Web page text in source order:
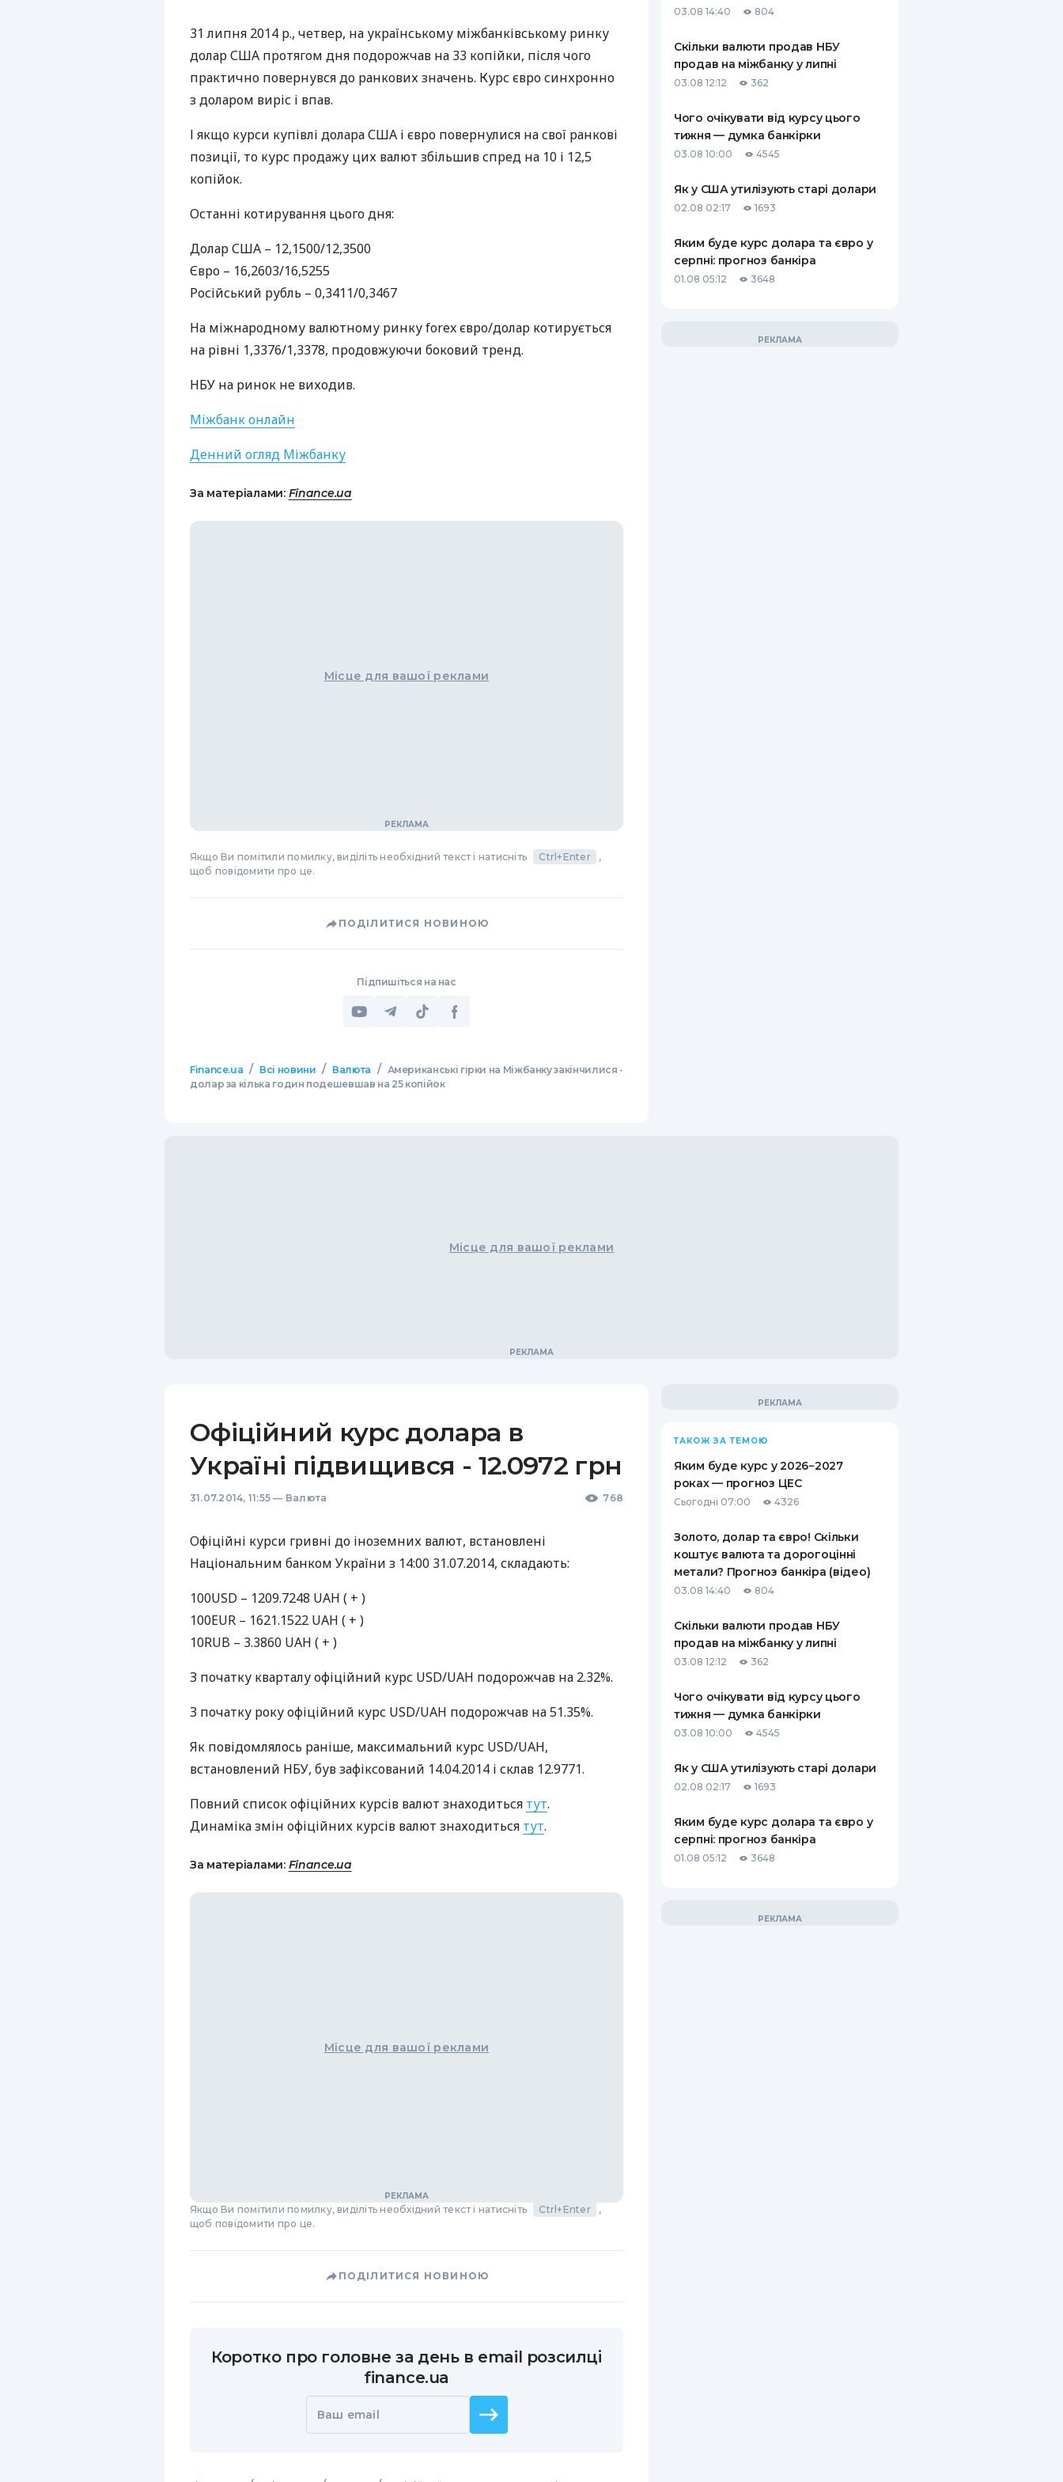
КАРТОК
КЕШБЕКУ
БАНКІВСЬКИХ КАРТКАХ
СТРАХУВАННЮ
ВСІ СТРАХОВІ ПОЛІСИ
ВІДГУКИ ПРО СТРАХОВІ
КОМПАНІЇ
ДОСТАВКА І ОПЛАТА
КОНТАКТИ
31 липня 2014 р., четвер, на українському міжбанківському ринку
доларСША протягом дня подорожчав на 33 копійки, після чого
практично повернувся до ранкових значень. Курс євро синхронно
з доларом виріс і впав.
І якщо курси купівлі долараСША і євро повернулися на свої ранкові
позиції, то курс продажу цих валют збільшив спред на 10 і 12,5
копійок.
Останні котирування цього дня:
ДоларСША – 12,1500/12,3500
Євро – 16,2603/16,5255
Російський рубль – 0,3411/0,3467
На міжнародному валютному ринку forex євро/долар котирується
на рівні 1,3376/1,3378, продовжуючи боковий тренд.
НБУ на ринок не виходив.
Міжбанк онлайн
Денний огляд Міжбанку
За матеріалами: Finance.ua
Місце для вашої реклами
Якщо Ви помітили помилку, виділіть необхідний текст і натисніть Ctrl+Enter
,
щоб повідомити про це.
ПОДІЛИТИСЯ НОВИНОЮ
Підпишіться на нас
Finance.ua / Всі новини / Валюта / Американські гірки на Міжбанку закінчилися -
долар за кілька годин подешевшав на 25 копійок
03.08 14:40 804
Скільки валюти продав НБУ
продав на міжбанку у липні
03.08 12:12 362
Чого очікувати від курсу цього
тижня — думка банкірки
03.08 10:00 4545
Як у США утилізують старі долари
02.08 02:17 1693
Яким буде курс долара та євро у
серпні: прогноз банкіра
01.08 05:12 3648
Місце для вашої реклами
Офіційний курс долара в
Україні підвищився - 12.0972 грн
31.07.2014, 11:55 — Валюта 768
Офіційні курси гривні до iноземних валют, встановлені
Національним банком України з 14:00 31.07.2014, складають:
100USD – 1209.7248 UAH ( + )
100EUR – 1621.1522 UAH ( + )
10RUB – 3.3860 UAH ( + )
З початку кварталу офіційний курс USD/UAH подорожчав на 2.32%.
З початку року офіційний курс USD/UAH подорожчав на 51.35%.
Як повідомлялось раніше, максимальний курс USD/UAH,
встановлений НБУ, був зафіксований 14.04.2014 і склав 12.9771.
Повний список офіційних курсів валют знаходиться тут.
Динаміка змін офіційних курсів валют знаходиться тут.
За матеріалами: Finance.ua
Місце для вашої реклами
Якщо Ви помітили помилку, виділіть необхідний текст і натисніть Ctrl+Enter
,
щоб повідомити про це.
ПОДІЛИТИСЯ НОВИНОЮ
Коротко про головне за день в email розсилці
finance.ua
Ваш email
ТАКОЖ ЗА ТЕМОЮ
Яким буде курс у 2026−2027
роках — прогноз ЦЕС
Сьогодні 07:00 4326
Золото, долар та євро! Скільки
коштує валюта та дорогоцінні
метали? Прогноз банкіра (відео)
03.08 14:40 804
Скільки валюти продав НБУ
продав на міжбанку у липні
03.08 12:12 362
Чого очікувати від курсу цього
тижня — думка банкірки
03.08 10:00 4545
Як у США утилізують старі долари
02.08 02:17 1693
Яким буде курс долара та євро у
серпні: прогноз банкіра
01.08 05:12 3648